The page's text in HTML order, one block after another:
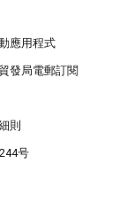
應用程式
發局電郵訂閱
則
号